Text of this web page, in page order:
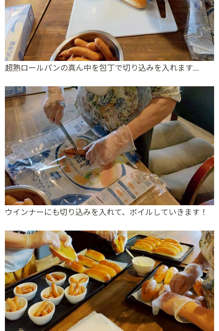
超熟ロールパンの真ん中を包丁で切り込みを入れます…
ウインナーにも切り込みを入れて、ボイルしていきます！